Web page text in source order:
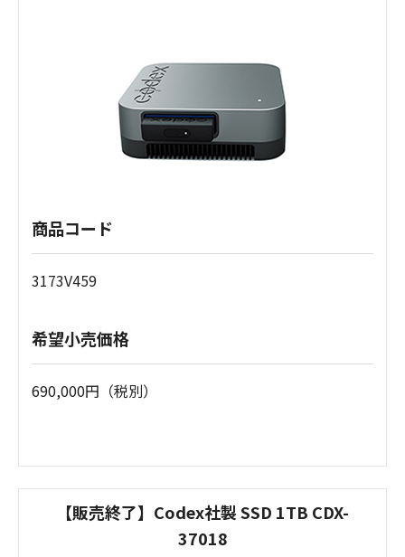
商品コード
3173V459
希望小売価格
690,000円（税別）
【販売終了】Codex社製 SSD 1TB CDX-
37018